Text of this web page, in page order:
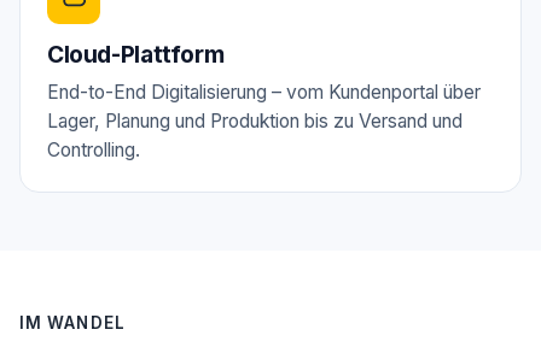
Cloud-Plattform
End-to-End Digitalisierung – vom Kundenportal über
Lager, Planung und Produktion bis zu Versand und
Controlling.
IM WANDEL